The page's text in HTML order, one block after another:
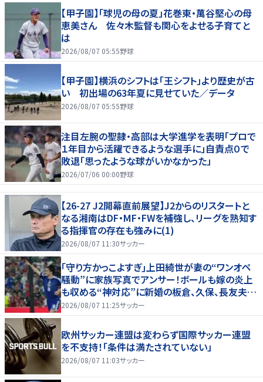
【甲子園】「球児の母の夏」花巻東・萬谷堅心の母
恵美さん 佐々木監督も関心をよせる子育てと
は
2026/08/07 05:55野球
【甲子園】横浜のシフトは「王シフト」より歴史が古
い 初出場の63年夏に見せていた／データ
2026/08/07 05:55野球
注目左腕の聖隷・高部は大学進学を表明「プロで
１年目から活躍できるような選手に」自責点０で
敗退「思ったような球がいかなかった」
2026/07/06 00:00野球
【26-27 J2開幕直前展望】J2からのリスタートと
なる湘南はDF・MF・FWを補強し、リーグを熟知す
る指揮官の存在も強みに(1)
2026/08/07 11:30サッカー
｢守り方かっこよすぎ｣上田綺世が妻の“ワンオペ
騒動”に家族写真でアンサー！ボールも嫁の炎上
も収める“神対応”に新婚の板倉、久保、長友夫妻
もエール！
2026/08/07 11:25サッカー
欧州サッカー連盟は変わらず国際サッカー連盟
を不支持！「条件は満たされていない」
2026/08/07 11:03サッカー